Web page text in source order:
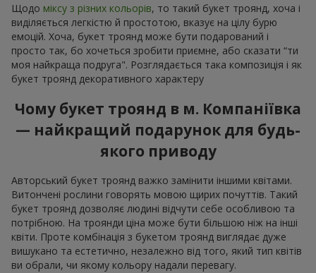
Щодо міксу з різних кольорів, то такий букет троянд, хоча і
виділяється легкістю й простотою, вказує на цілу бурю
емоцій. Хоча, букет троянд може бути подарований і
просто так, бо хочеться зробити приємне, або сказати “ти
моя найкраща подруга". Розглядається така композиція і як
букет троянд декоративного характеру
Чому букет троянд в м. Компаніївка
— найкращий подарунок для будь-
якого приводу
Авторський букет троянд важко замінити іншими квітами.
Витончені рослини говорять мовою щирих почуттів. Такий
букет троянд дозволяє людині відчути себе особливою та
потрібною. На троянди ціна може бути більшою ніж на інші
квіти. Проте комбінація з букетом троянд виглядає дуже
вишукано та естетично, незалежно від того, який тип квітів
ви обрали, чи якому кольору надали перевагу.